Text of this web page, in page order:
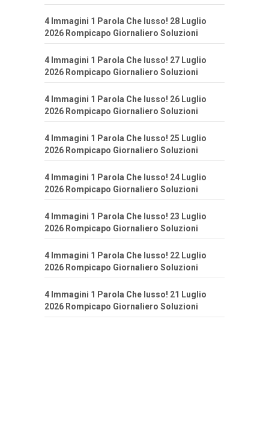
4 Immagini 1 Parola Che lusso! 28 Luglio
2026 Rompicapo Giornaliero Soluzioni
4 Immagini 1 Parola Che lusso! 27 Luglio
2026 Rompicapo Giornaliero Soluzioni
4 Immagini 1 Parola Che lusso! 26 Luglio
2026 Rompicapo Giornaliero Soluzioni
4 Immagini 1 Parola Che lusso! 25 Luglio
2026 Rompicapo Giornaliero Soluzioni
4 Immagini 1 Parola Che lusso! 24 Luglio
2026 Rompicapo Giornaliero Soluzioni
4 Immagini 1 Parola Che lusso! 23 Luglio
2026 Rompicapo Giornaliero Soluzioni
4 Immagini 1 Parola Che lusso! 22 Luglio
2026 Rompicapo Giornaliero Soluzioni
4 Immagini 1 Parola Che lusso! 21 Luglio
2026 Rompicapo Giornaliero Soluzioni